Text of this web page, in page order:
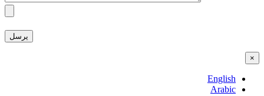
English
Arabic